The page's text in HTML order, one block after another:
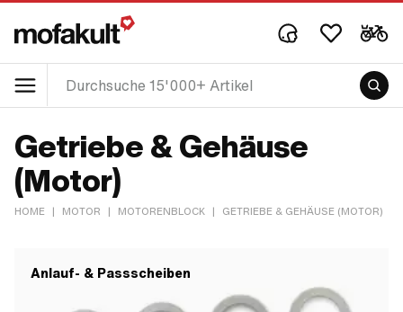
Getriebe & Gehäuse
(Motor)
HOME | MOTOR | MOTORENBLOCK | GETRIEBE & GEHÄUSE (MOTOR)
Anlauf- & Passscheiben